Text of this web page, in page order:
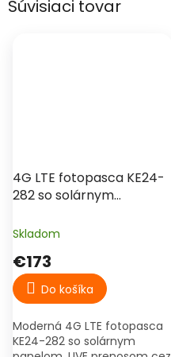
Súvisiaci tovar
4G LTE fotopasca KE24-
282 so solárnym
a nočným videním
Skladom
€173
Do košíka
Moderná 4G LTE fotopasca
KE24-282 so solárnym